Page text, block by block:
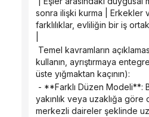
sonra ilişki kurma | Erkekler
farklılıklar, evliliğin bir iş
kullanın, ayrıştırmaya
üste yığmaktan kaçının):
yakınlık veya uzaklığa göre
merkezli daireler şeklinde